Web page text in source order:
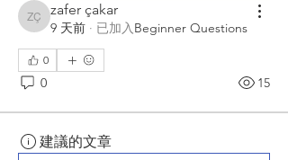
zafer çakar
zafer çakar
9 天前 · 已加入Beginner Questions
0
0 15
建議的文章